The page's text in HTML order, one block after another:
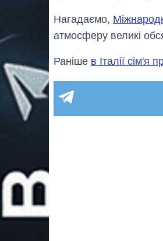
Нагадаємо,
атмосферу великі
Раніше в Італії сім'я